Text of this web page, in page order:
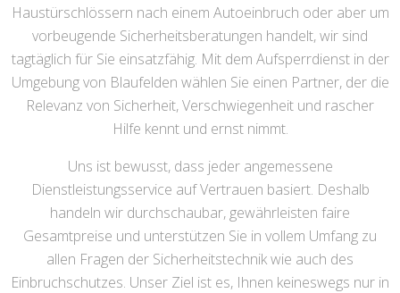
Haustürschlössern nach einem Autoeinbruch oder aber um
vorbeugende Sicherheitsberatungen handelt, wir sind
tagtäglich für Sie einsatzfähig. Mit dem Aufsperrdienst in der
Umgebung von Blaufelden wählen Sie einen Partner, der die
Relevanz von Sicherheit, Verschwiegenheit und rascher
Hilfe kennt und ernst nimmt.
Uns ist bewusst, dass jeder angemessene
Dienstleistungsservice auf Vertrauen basiert. Deshalb
handeln wir durchschaubar, gewährleisten faire
Gesamtpreise und unterstützen Sie in vollem Umfang zu
allen Fragen der Sicherheitstechnik wie auch des
Einbruchschutzes. Unser Ziel ist es, Ihnen keineswegs nur in